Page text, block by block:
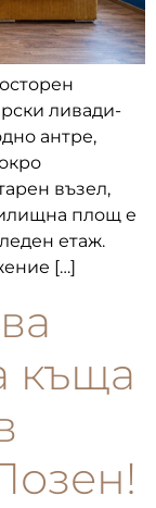
ливади-
антре,
възел,
площ е
етаж.
[…]
къща